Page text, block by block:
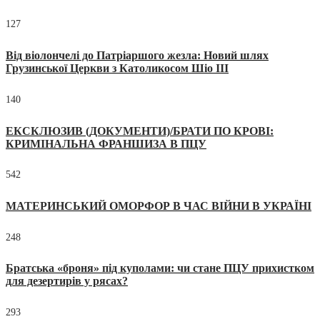
127
Від віолончелі до Патріаршого жезла: Новий шлях
Грузинської Церкви з Католикосом Шіо III
140
ЕКСКЛЮЗИВ (ДОКУМЕНТИ)/БРАТИ ПО КРОВІ:
КРИМІНАЛЬНА ФРАНШИЗА В ПЦУ
542
МАТЕРИНСЬКИЙ ОМОРФОР В ЧАС ВІЙНИ В УКРАЇНІ
248
Братська «броня» під куполами: чи стане ПЦУ прихистком
для дезертирів у рясах?
293